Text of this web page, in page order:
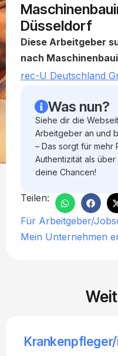
Düsseldorf
Diese Arbeitgeber
nach
rec-U Deutschland
Was nun?
Siehe dir die
Arbeitgeber an und
– Das sorgt für mehr
Authentizität als
deine Chancen!
Teilen:
Für Arbeitgeber/
Mein Unternehmen